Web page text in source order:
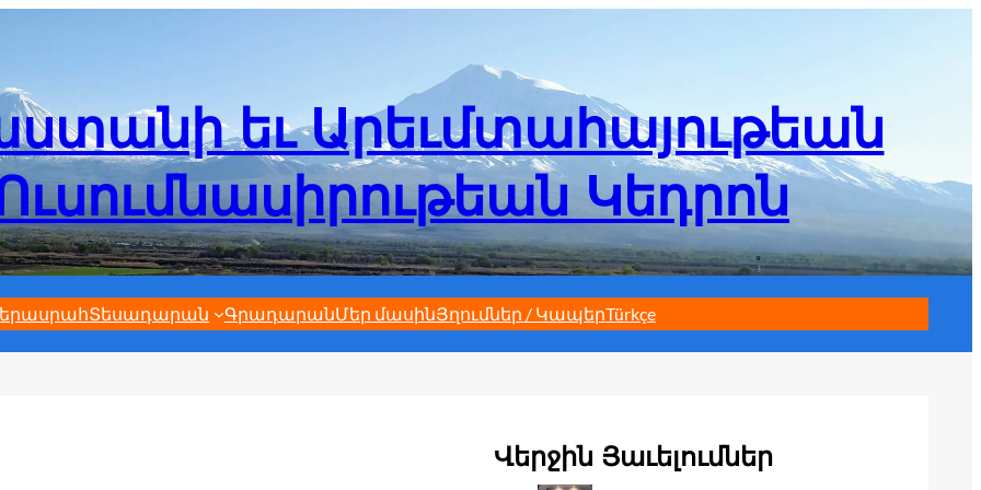
եւ Արեւմտահայութեան
Կեդրոն
Տեսադարան ԳրադարանՄեր մասինՅղումներ / ԿապերTürkçe
Վերջին Յաւելումներ